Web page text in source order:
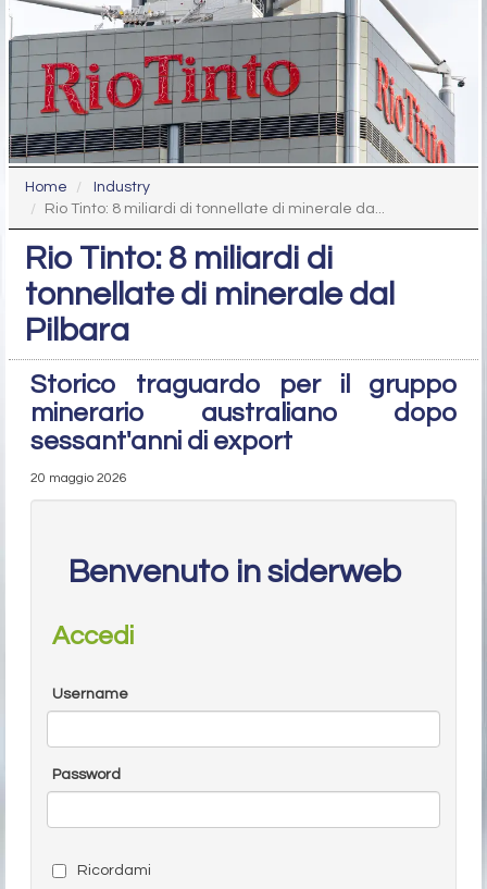
Home
Industry
Rio Tinto: 8 miliardi di tonnellate di minerale da...
Rio Tinto: 8 miliardi di
tonnellate di minerale dal
Pilbara
Storico traguardo per il gruppo
minerario australiano dopo
sessant'anni di export
20 maggio 2026
Benvenuto in siderweb
Accedi
Username
Password
Ricordami